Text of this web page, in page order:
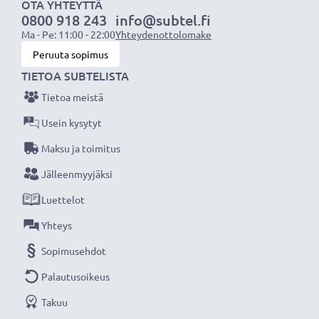
mikroprosessoriohjattu latauslaite ylikuormitussuojalla
ja automaattisella sammutuksella
✔ Yksilöllinen latauksen seuranta - lataa yksilöllisesti
pariston tarpeen mukaan
✔ LCD-näyttö - näyttää jokaisen pariston latauksen
etenemisen, myös viallisten paristojen tunnistus ja
näyttö
Tekniset tiedot:
Ladattavat paristotyypit:
Latauksen hallinta:
näyttö
Latauspaikat:
Erilaisten paristojen samanaikainen lataus:
LCD-näyttö:
OTA YHTEYTTÄ
0800 918 243
Ma - Pe: 11:00 - 22:00
info@subtel.fi
Yhteydenottolomake
Peruuta sopimus
TIETOA SUBTELISTA
Tietoa meistä
Usein kysytyt
Maksu ja toimitus
Jälleenmyyjäksi
Luettelot
Yhteys
Sopimusehdot
Palautusoikeus
Takuu